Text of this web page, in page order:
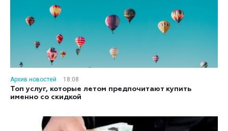
Архив новостей
18:08
Топ услуг, которые летом предпочитают купить
именно со скидкой